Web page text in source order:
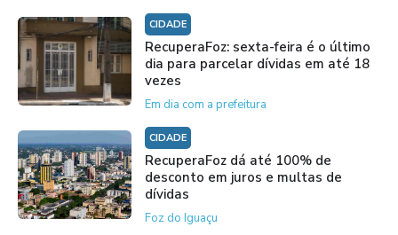
CIDADE
RecuperaFoz: sexta-feira é o último
dia para parcelar dívidas em até 18
vezes
Em dia com a prefeitura
CIDADE
RecuperaFoz dá até 100% de
desconto em juros e multas de
dívidas
Foz do Iguaçu